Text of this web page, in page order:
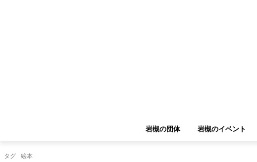
岩槻の団体 岩槻のイベント
タグ 絵本